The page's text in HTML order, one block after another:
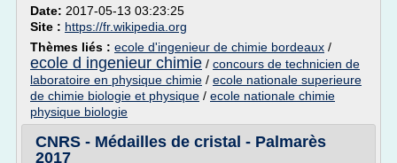
Date: 2017-05-13 03:23:25
Site : https://fr.wikipedia.org
Thèmes liés : ecole d'ingenieur de chimie bordeaux /
ecole d ingenieur chimie / concours de technicien de
laboratoire en physique chimie / ecole nationale superieure
de chimie biologie et physique / ecole nationale chimie
physique biologie
CNRS - Médailles de cristal - Palmarès
2017